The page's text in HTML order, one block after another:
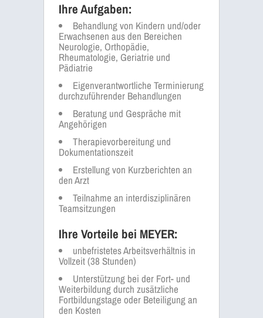
Ihre Aufgaben:
Behandlung von Kindern und/oder
Erwachsenen aus den Bereichen
Neurologie, Orthopädie,
Rheumatologie, Geriatrie und
Pädiatrie
Eigenverantwortliche Terminierung
durchzuführender Behandlungen
Beratung und Gespräche mit
Angehörigen
Therapievorbereitung und
Dokumentationszeit
Erstellung von Kurzberichten an
den Arzt
Teilnahme an interdisziplinären
Teamsitzungen
Ihre Vorteile bei MEYER:
unbefristetes Arbeitsverhältnis in
Vollzeit (38 Stunden)
Unterstützung bei der Fort- und
Weiterbildung durch zusätzliche
Fortbildungstage oder Beteiligung an
den Kosten